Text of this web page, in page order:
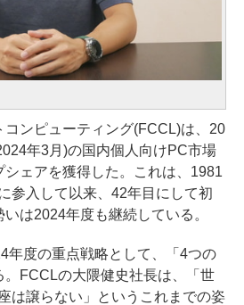
ンピューティング(FCCL)は、20
年3月)の国内個人向けPC市場
ェアを獲得した。これは、1981
参入して以来、42年目にして初
は2024年度も継続している。
度の重点戦略として、「4つの
FCCLの大隈健史社長は、「世
は譲らない」というこれまでの姿